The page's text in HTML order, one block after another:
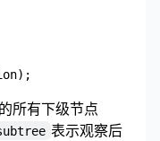
的所有下级节点
表示观察后